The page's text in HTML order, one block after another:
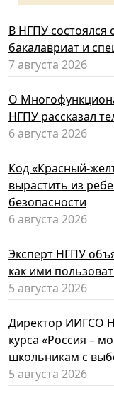
В НГПУ состоялся
бакалавриат и
7 августа 2026
О
НГПУ рассказал
6 августа 2026
Код «Красный-
вырастить из
безопасности
6 августа 2026
Эксперт НГПУ
как ими
5 августа 2026
Директор ИИГСО
курса «Россия –
школьникам с
5 августа 2026